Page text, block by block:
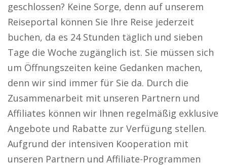
geschlossen? Keine Sorge, denn auf unserem
Reiseportal können Sie Ihre Reise jederzeit
buchen, da es 24 Stunden täglich und sieben
Tage die Woche zugänglich ist. Sie müssen sich
um Öffnungszeiten keine Gedanken machen,
denn wir sind immer für Sie da. Durch die
Zusammenarbeit mit unseren Partnern und
Affiliates können wir Ihnen regelmäßig exklusive
Angebote und Rabatte zur Verfügung stellen.
Aufgrund der intensiven Kooperation mit
unseren Partnern und Affiliate-Programmen